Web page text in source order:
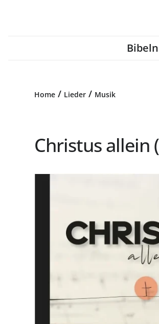
Bibeln
Home / Lieder / Musik
Christus allein